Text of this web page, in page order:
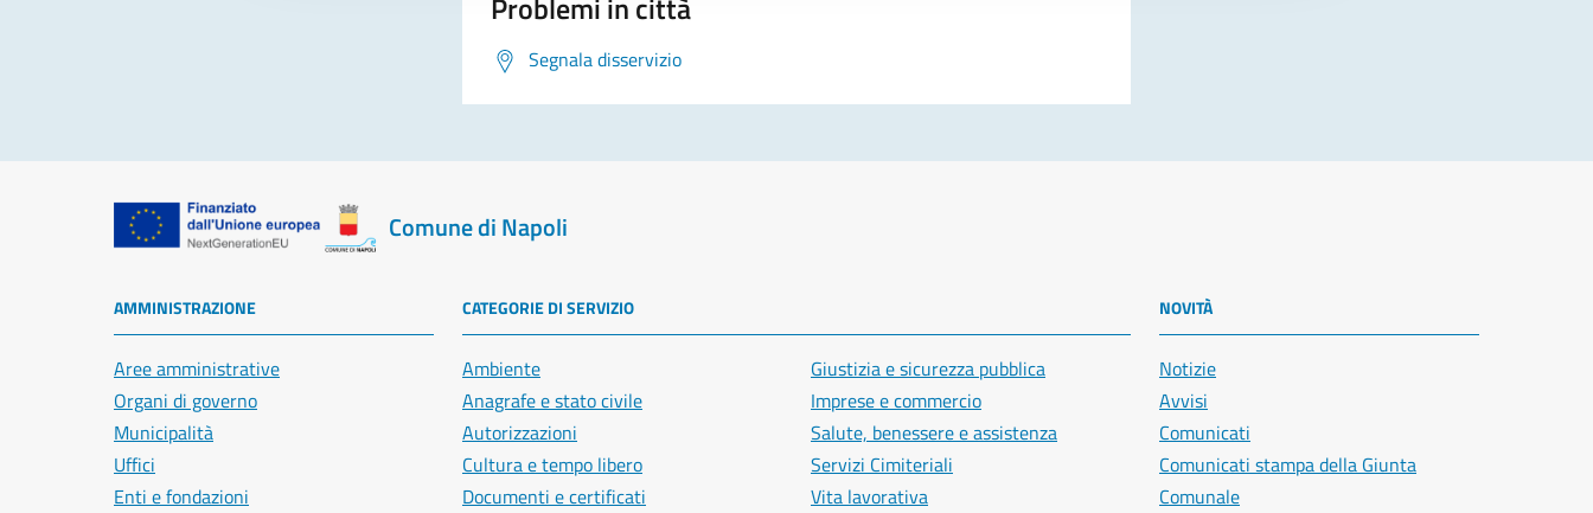
Segnala disservizio
Comune di Napoli
AMMINISTRAZIONE
Aree amministrative
Organi di governo
Municipalità
Uffici
Enti e fondazioni
CATEGORIE DI SERVIZIO
Ambiente
Anagrafe e stato civile
Autorizzazioni
Cultura e tempo libero
Documenti e certificati
Giustizia e sicurezza pubblica
Imprese e commercio
Salute, benessere e assistenza
Servizi Cimiteriali
Vita lavorativa
NOVITÀ
Notizie
Avvisi
Comunicati
Comunicati stampa della Giunta
Comunale